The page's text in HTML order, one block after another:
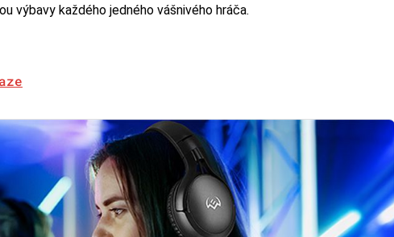
výbavy každého jedného vášnivého hráča.